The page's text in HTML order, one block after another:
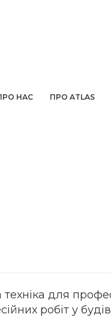
НАС ПРО ATLAS
для
робіт у